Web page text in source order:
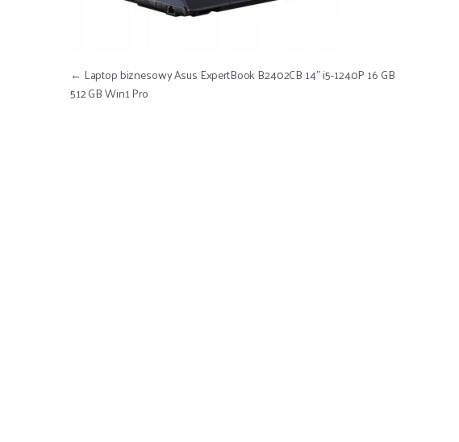
Nawigacja wpisu
← Laptop biznesowy Asus ExpertBook B2402CB 14″ i5-1240P 16 GB
512 GB Win1 Pro